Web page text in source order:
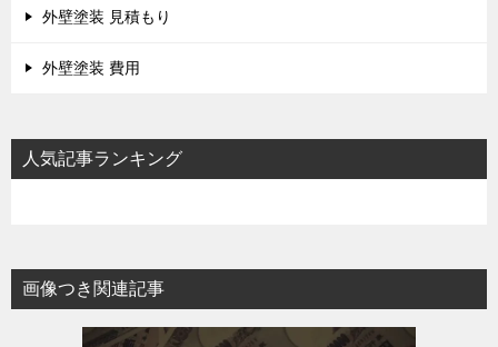
外壁塗装 見積もり
外壁塗装 費用
人気記事ランキング
画像つき関連記事